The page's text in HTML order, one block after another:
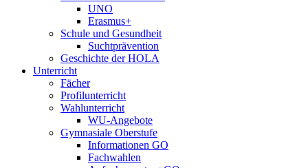
UNO
Erasmus+
Schule und Gesundheit
Suchtprävention
Geschichte der HOLA
Unterricht
Fächer
Profilunterricht
Wahlunterricht
WU-Angebote
Gymnasiale Oberstufe
Informationen GO
Fachwahlen